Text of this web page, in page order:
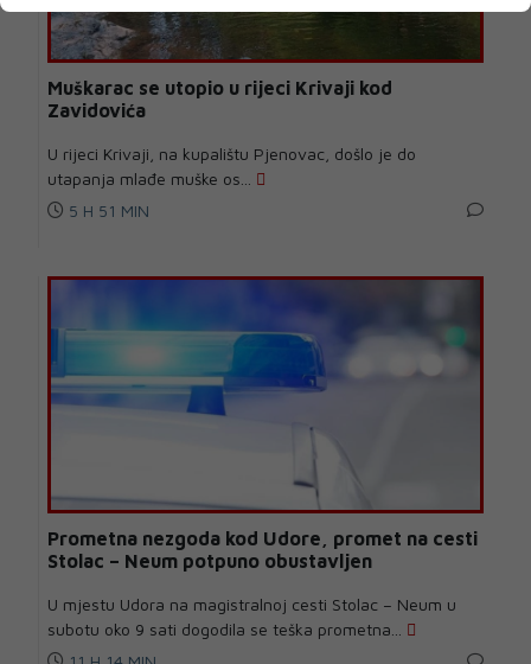
Muškarac se utopio u rijeci Krivaji kod
Zavidovića
U rijeci Krivaji, na kupalištu Pjenovac, došlo je do
utapanja mlađe muške os...
5 H 51 MIN
Prometna nezgoda kod Udore, promet na cesti
Stolac – Neum potpuno obustavljen
U mjestu Udora na magistralnoj cesti Stolac – Neum u
subotu oko 9 sati dogodila se teška prometna...